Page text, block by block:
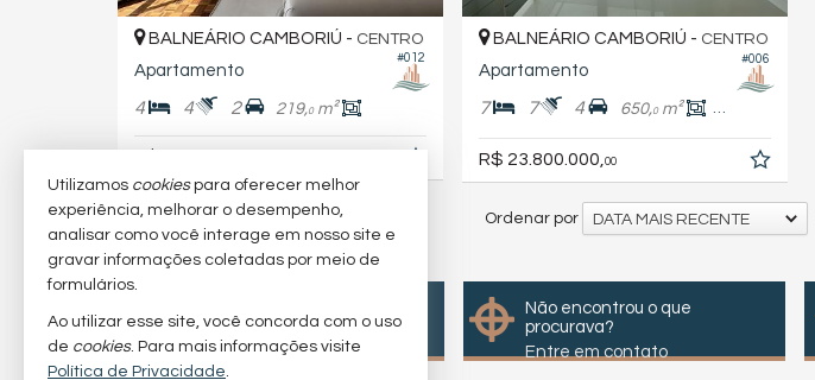
#012
BALNEÁRIO CAMBORIÚ - CENTRO
Apartamento
4 4 2 219,0m²
#006
BALNEÁRIO CAMBORIÚ - CENTRO
Apartamento
7 7 4 650,0m² 410,
R$ 23.800.000, 00
11imóveis encontrados Ordenar por DATA MAIS RECENTE
5/ 5(1 avaliação)
Cadastre-se e anuncie
conosco
Não encontrou o que
procurava?
Entre em contato
Utilizamos cookiespara oferecer melhor
experiência, melhorar o desempenho,
analisar como você interage em nosso site e
gravar informações coletadas por meio de
formulários.
Ao utilizar esse site, você concorda com o uso
de cookies. Para mais informações visite
Política de Privacidade.